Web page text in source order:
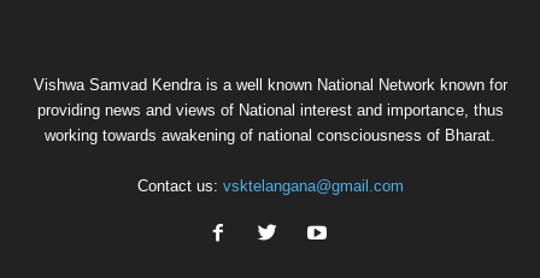
Vishwa Samvad Kendra is a well known National Network known for
providing news and views of National interest and importance, thus
working towards awakening of national consciousness of Bharat.
Contact us: vsktelangana@gmail.com